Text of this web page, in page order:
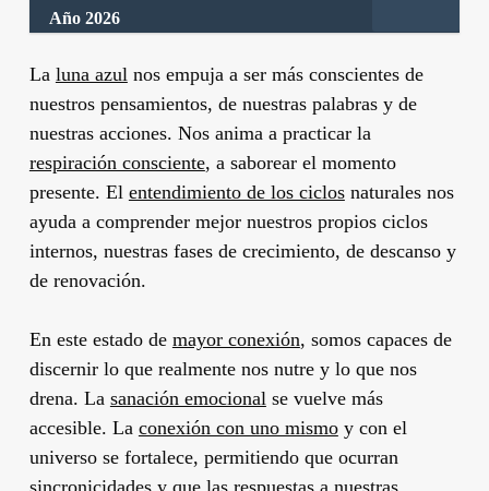
Año 2026
La luna azul nos empuja a ser más conscientes de
nuestros pensamientos, de nuestras palabras y de
nuestras acciones. Nos anima a practicar la
respiración consciente, a saborear el momento
presente. El entendimiento de los ciclosnaturales nos
ayuda a comprender mejor nuestros propios ciclos
internos, nuestras fases de crecimiento, de descanso y
de renovación.
En este estado de mayor conexión, somos capaces de
discernir lo que realmente nos nutre y lo que nos
drena. La sanación emocional se vuelve más
accesible. La conexión con uno mismoy con el
universo se fortalece, permitiendo que ocurran
sincronicidades y que las respuestas a nuestras